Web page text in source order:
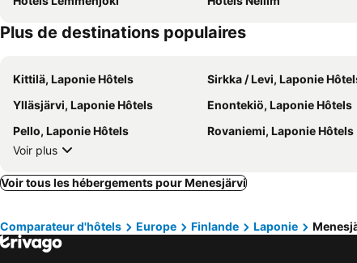
Plus de destinations populaires
Kittilä, Laponie Hôtels Sirkka / Levi, Laponie
Ylläsjärvi, Laponie Hôtels
Enontekiö, Laponie Hôtels
Pello, Laponie Hôtels
Rovaniemi, Laponie Hôtels
Voir plus
Voir tous les hébergements pour Menesjärvi
Comparateur d'hôtels Europe Finlande Laponie